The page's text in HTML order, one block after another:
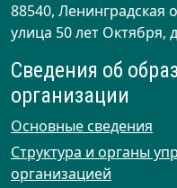
88540, Ленинградская
улица 50 лет Октября,
Сведения об
организации
Основные сведения
Структура и органы
организацией